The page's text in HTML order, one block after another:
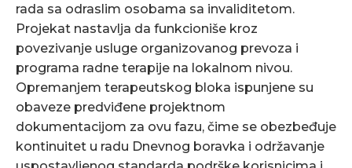
rada sa odraslim osobama sa invaliditetom.
Projekat nastavlja da funkcioniše kroz
povezivanje usluge organizovanog prevoza i
programa radne terapije na lokalnom nivou.
Opremanjem terapeutskog bloka ispunjene su
obaveze predviđene projektnom
dokumentacijom za ovu fazu, čime se obezbeđuje
kontinuitet u radu Dnevnog boravka i održavanje